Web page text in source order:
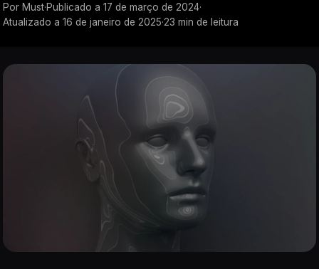
Por Must·Publicado a 17 de março de 2024·
Atualizado a 16 de janeiro de 2025·23 min de leitura